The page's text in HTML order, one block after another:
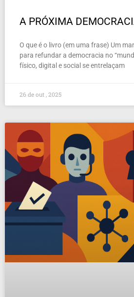
A PRÓXIMA
O que é o livro (em uma frase) Um
para refundar a democracia no
físico, digital e social se entrelaçam
26 de out , 2025